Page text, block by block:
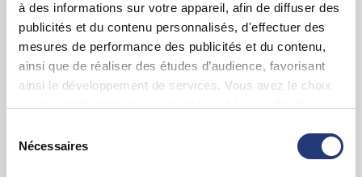
à des informations sur votre appareil, afin de diffuser des
publicités et du contenu personnalisés, d'effectuer des
mesures de performance des publicités et du contenu,
ainsi que de réaliser des études d’audience, favorisant
ainsi le développement de services. Vous avez le choix
tout moment en consultant la Déclaration relative aux
cookies ou en cliquant sur l'icône de confidentialité.
Nécessaires
Indre (36)
Vienne (86) 62 dates disponibles
Tests psychotechniques pour le permis de conduire à Haute